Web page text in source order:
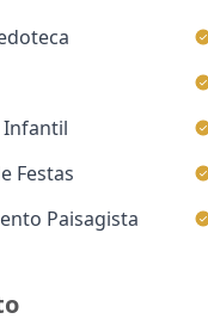
Infantil
Festas
Paisagista